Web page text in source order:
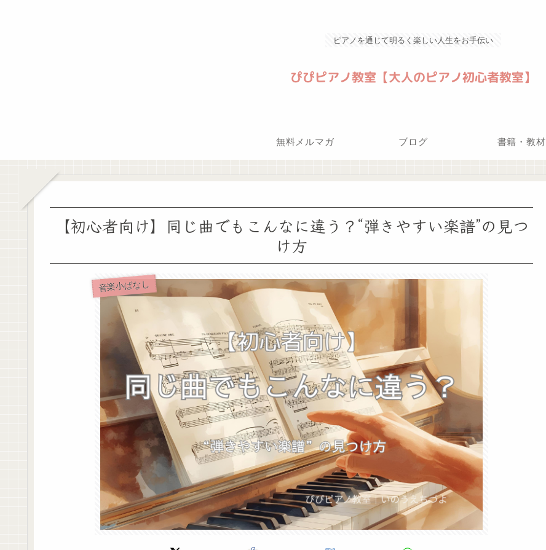
ピアノを通じて明るく楽しい人生をお手伝い
無料メルマガ ブログ 書籍・教材
【初心者向け】同じ曲でもこんなに違う？“弾きやすい楽譜”の見つ
け方
音楽小ばなし